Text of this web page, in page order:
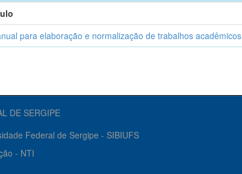
para elaboração e normalização de trabalhos acadêmicos
DE SERGIPE
Federal de Sergipe - SIBIUFS
- NTI